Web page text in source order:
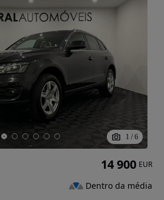
1 / 6
14 900 EUR
Dentro da média